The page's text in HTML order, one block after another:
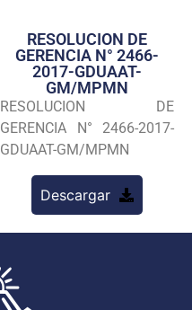
Transparencia
Seguridad
Programas
RESOLUCION DE
GERENCIA N° 2466-
2017-GDUAAT-
GM/MPMN
RESOLUCION DE
GERENCIA N° 2466-2017-
GDUAAT-GM/MPMN
Descargar